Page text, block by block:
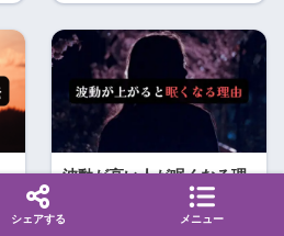
波動が高い人が眠くなる理
由6選！睡眠不足は波動を下
げる？
シェアする メニュー